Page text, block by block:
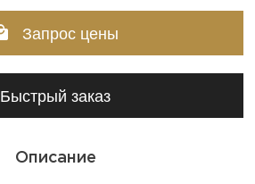
Запрос цены
Быстрый заказ
Описание